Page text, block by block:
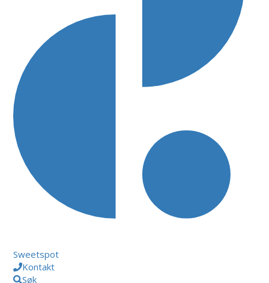
Sweetspot
Kontakt
Søk